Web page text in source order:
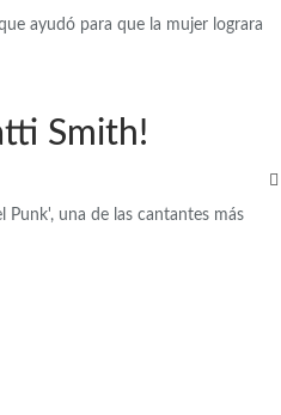
ayudó para que la mujer lograra
Smith!
una de las cantantes más